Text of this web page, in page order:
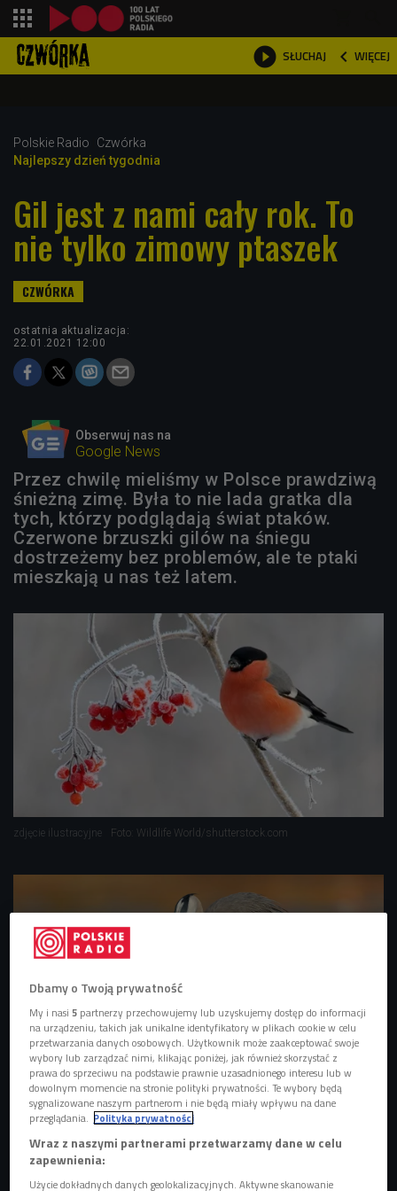
 SŁUCHAJ  WIĘCEJ

Polskie Radio
Czwórka
Najlepszy dzień tygodnia
Gil jest z nami cały rok. To
nie tylko zimowy ptaszek
ostatnia aktualizacja:
22.01.2021 12:00
Obserwuj nas na
Google News
Przez chwilę mieliśmy w Polsce prawdziwą
śnieżną zimę. Była to nie lada gratka dla
tych, którzy podglądają świat ptaków.
Czerwone brzuszki gilów na śniegu
dostrzeżemy bez problemów, ale te ptaki
mieszkają u nas też latem.
zdjęcie ilustracyjne Foto: Wildlife World/shutterstock.com
Czapla - miłośnik ryb, który stał się wrogiem wędkarzy
Dbamy o Twoją prywatność
My i nasi5 partnerzy przechowujemy lub uzyskujemy dostęp do informacji
na urządzeniu, takich jak unikalne identyfikatory w plikach cookie w celu
przetwarzania danych osobowych. Użytkownik może zaakceptować swoje
wybory lub zarządzać nimi, klikając poniżej, jak również skorzystać z
prawa do sprzeciwu na podstawie prawnie uzasadnionego interesu lub w
dowolnym momencie na stronie polityki prywatności. Te wybory będą
sygnalizowane naszym partnerom i nie będą miały wpływu na dane
przeglądania. Polityka prywatności
Wraz z naszymi partnerami przetwarzamy dane w celu
zapewnienia:
Użycie dokładnych danych geolokalizacyjnych. Aktywne skanowanie